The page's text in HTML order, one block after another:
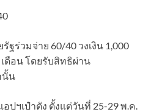
ร่วมจ่าย 60/40 วงเงิน 1,000
เดือน โดยรับสิทธิผ่าน
นั้น
ปฯเป๋าตัง ตั้งแต่วันที่ 25-29 พ.ค.